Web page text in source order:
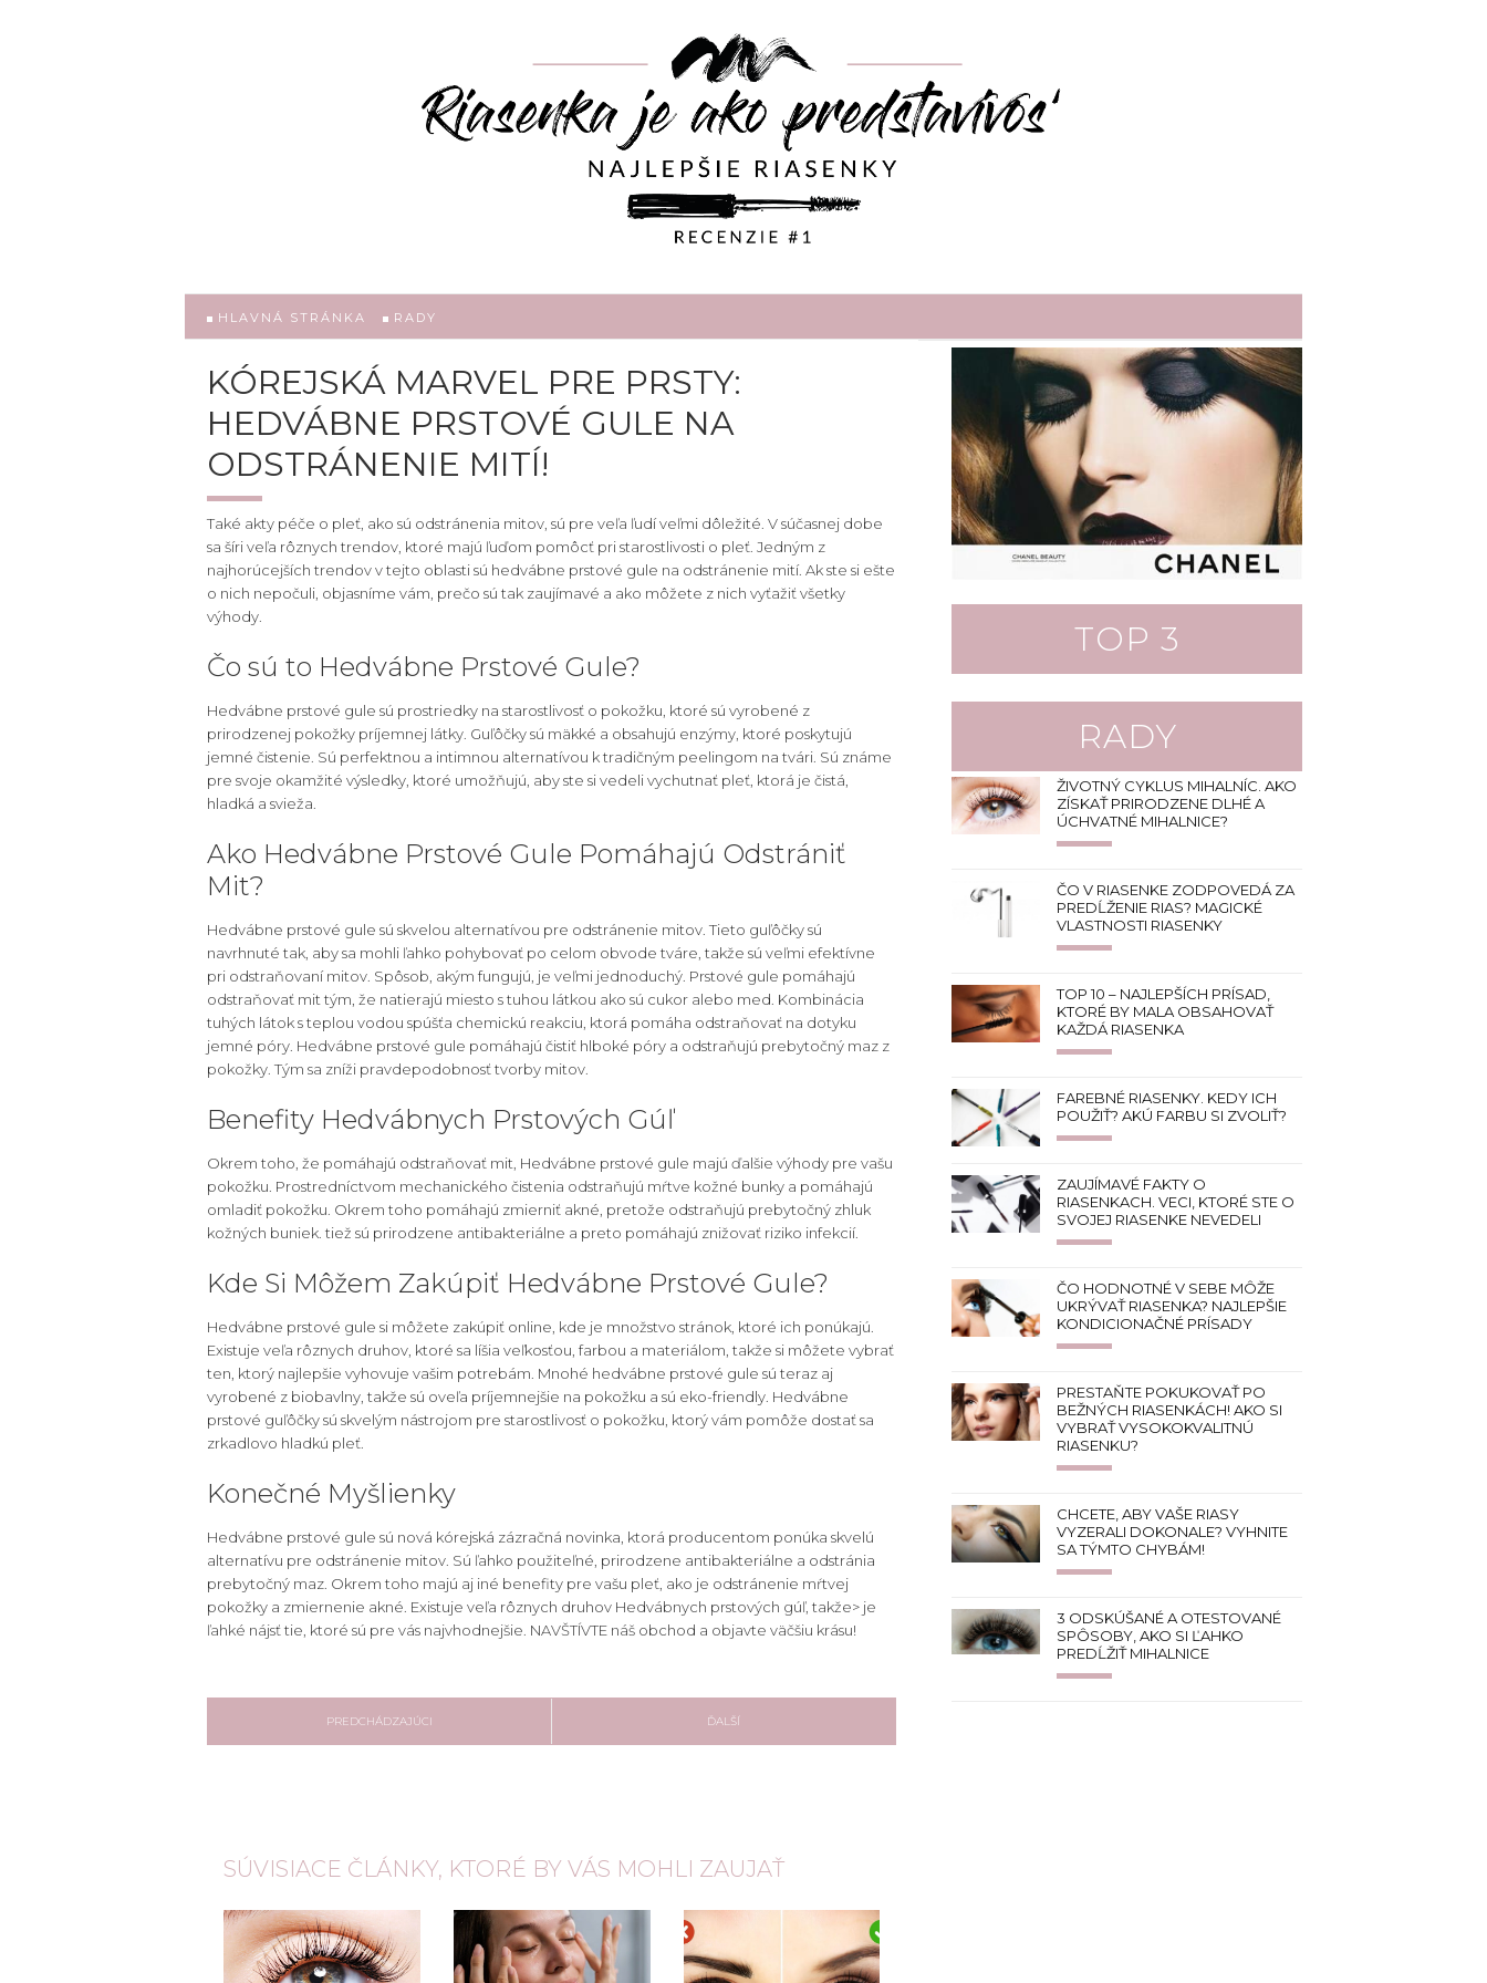
HLAVNÁ STRÁNKA RADY
KÓREJSKÁ MARVEL PRE PRSTY:
HEDVÁBNE PRSTOVÉ GULE NA
ODSTRÁNENIE MITÍ!
Také akty péče o pleť, ako sú odstránenia mitov, sú pre veľa ľudí veľmi dôležité. V súčasnej dobe
sa šíri veľa rôznych trendov, ktoré majú ľuďom pomôcť pri starostlivosti o pleť. Jedným z
najhorúcejších trendov v tejto oblasti sú hedvábne prstové gule na odstránenie mití. Ak ste si ešte
o nich nepočuli, objasníme vám, prečo sú tak zaujímavé a ako môžete z nich vyťažiť všetky
výhody.
Čo sú to Hedvábne Prstové Gule?
Hedvábne prstové gule sú prostriedky na starostlivosť o pokožku, ktoré sú vyrobené z
prirodzenej pokožky príjemnej látky. Guľôčky sú mäkké a obsahujú enzýmy, ktoré poskytujú
jemné čistenie. Sú perfektnou a intimnou alternatívou k tradičným peelingom na tvári. Sú známe
pre svoje okamžité výsledky, ktoré umožňujú, aby ste si vedeli vychutnať pleť, ktorá je čistá,
hladká a svieža.
Ako Hedvábne Prstové Gule Pomáhajú Odstrániť
Mit?
Hedvábne prstové gule sú skvelou alternatívou pre odstránenie mitov. Tieto guľôčky sú
navrhnuté tak, aby sa mohli ľahko pohybovať po celom obvode tváre, takže sú veľmi efektívne
pri odstraňovaní mitov. Spôsob, akým fungujú, je veľmi jednoduchý. Prstové gule pomáhajú
odstraňovať mit tým, že natierajú miesto s tuhou látkou ako sú cukor alebo med. Kombinácia
tuhých látok s teplou vodou spúšťa chemickú reakciu, ktorá pomáha odstraňovať na dotyku
jemné póry. Hedvábne prstové gule pomáhajú čistiť hlboké póry a odstraňujú prebytočný maz z
pokožky. Tým sa zníži pravdepodobnosť tvorby mitov.
Benefity Hedvábnych Prstových Gúľ
Okrem toho, že pomáhajú odstraňovať mit, Hedvábne prstové gule majú ďalšie výhody pre vašu
pokožku. Prostredníctvom mechanického čistenia odstraňujú mŕtve kožné bunky a pomáhajú
omladiť pokožku. Okrem toho pomáhajú zmierniť akné, pretože odstraňujú prebytočný zhluk
kožných buniek. tiež sú prirodzene antibakteriálne a preto pomáhajú znižovať riziko infekcií.
Kde Si Môžem Zakúpiť Hedvábne Prstové Gule?
Hedvábne prstové gule si môžete zakúpiť online, kde je množstvo stránok, ktoré ich ponúkajú.
Existuje veľa rôznych druhov, ktoré sa líšia veľkosťou, farbou a materiálom, takže si môžete vybrať
ten, ktorý najlepšie vyhovuje vašim potrebám. Mnohé hedvábne prstové gule sú teraz aj
vyrobené z biobavlny, takže sú oveľa príjemnejšie na pokožku a sú eko-friendly. Hedvábne
prstové guľôčky sú skvelým nástrojom pre starostlivosť o pokožku, ktorý vám pomôže dostať sa
zrkadlovo hladkú pleť.
Konečné Myšlienky
Hedvábne prstové gule sú nová kórejská zázračná novinka, ktorá producentom ponúka skvelú
alternatívu pre odstránenie mitov. Sú ľahko použiteľné, prirodzene antibakteriálne a odstránia
prebytočný maz. Okrem toho majú aj iné benefity pre vašu pleť, ako je odstránenie mŕtvej
pokožky a zmiernenie akné. Existuje veľa rôznych druhov Hedvábnych prstových gúľ, takže> je
ľahké nájsť tie, ktoré sú pre vás najvhodnejšie. NAVŠTÍVTE náš obchod a objavte väčšiu krásu!
PREDCHÁDZAJÚCI ĎALŠÍ
SÚVISIACE ČLÁNKY, KTORÉ BY VÁS MOHLI ZAUJAŤ
TOP 3
RADY
ŽIVOTNÝ CYKLUS MIHALNÍC. AKO
ZÍSKAŤ PRIRODZENE DLHÉ A
ÚCHVATNÉ MIHALNICE?
ČO V RIASENKE ZODPOVEDÁ ZA
PREDĹŽENIE RIAS? MAGICKÉ
VLASTNOSTI RIASENKY
TOP 10 – NAJLEPŠÍCH PRÍSAD,
KTORÉ BY MALA OBSAHOVAŤ
KAŽDÁ RIASENKA
FAREBNÉ RIASENKY. KEDY ICH
POUŽIŤ? AKÚ FARBU SI ZVOLIŤ?
ZAUJÍMAVÉ FAKTY O
RIASENKACH. VECI, KTORÉ STE O
SVOJEJ RIASENKE NEVEDELI
ČO HODNOTNÉ V SEBE MÔŽE
UKRÝVAŤ RIASENKA? NAJLEPŠIE
KONDICIONAČNÉ PRÍSADY
PRESTAŇTE POKUKOVAŤ PO
BEŽNÝCH RIASENKÁCH! AKO SI
VYBRAŤ VYSOKOKVALITNÚ
RIASENKU?
CHCETE, ABY VAŠE RIASY
VYZERALI DOKONALE? VYHNITE
SA TÝMTO CHYBÁM!
3 ODSKÚŠANÉ A OTESTOVANÉ
SPÔSOBY, AKO SI ĽAHKO
PREDĹŽIŤ MIHALNICE